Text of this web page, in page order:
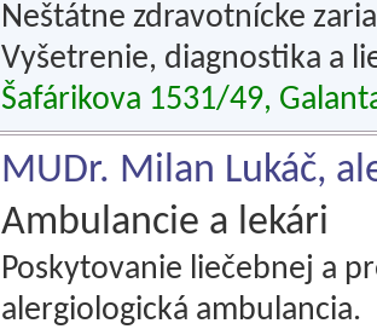
Neštátne zdravotnícke
Vyšetrenie, diagnostika a
Šafárikova 1531/49,
MUDr. Milan Lukáč,
Ambulancie a lekári
Poskytovanie liečebnej a
alergiologická ambulancia.